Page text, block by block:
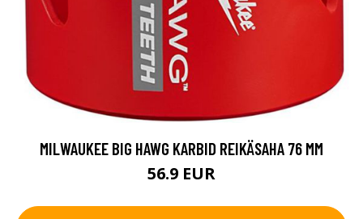
MILWAUKEE BIG HAWG KARBID REIKÄSAHA 76 MM
56.9 EUR